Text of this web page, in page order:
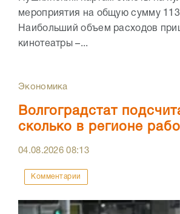
мероприятия на общую сумму
Наибольший объем расходов
кинотеатры –...
Экономика
Волгоградстат
сколько в регионе
04.08.202608:13
Комментарии